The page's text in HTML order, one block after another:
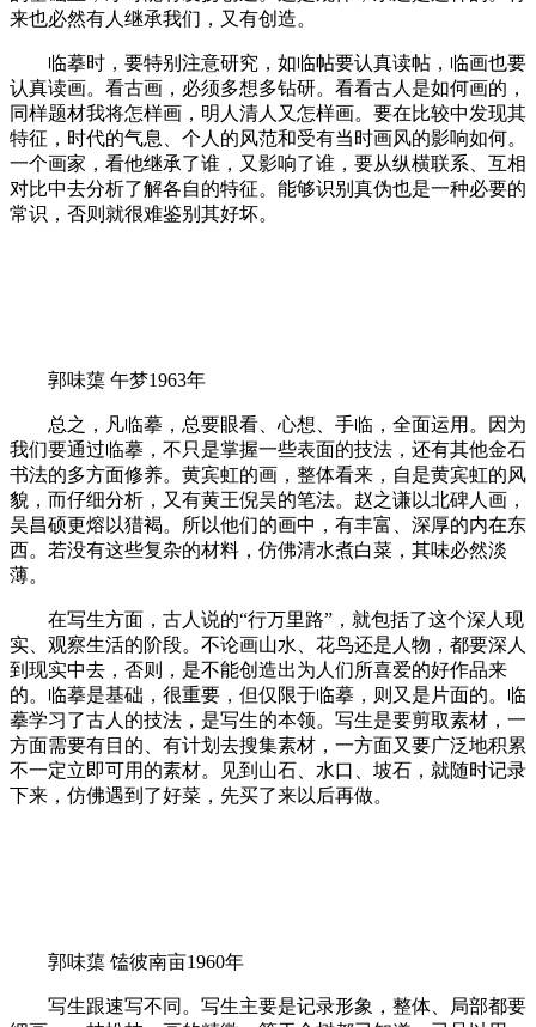
来也必然有人继承我们，又有创造。
临摹时，要特别注意研究，如临帖要认真读帖，临画也要
认真读画。看古画，必须多想多钻研。看看古人是如何画的，
同样题材我将怎样画，明人清人又怎样画。要在比较中发现其
特征，时代的气息、个人的风范和受有当时画风的影响如何。
一个画家，看他继承了谁，又影响了谁，要从纵横联系、互相
对比中去分析了解各自的特征。能够识别真伪也是一种必要的
常识，否则就很难鉴别其好坏。
郭味蕖 午梦1963年
总之，凡临摹，总要眼看、心想、手临，全面运用。因为
我们要通过临摹，不只是掌握一些表面的技法，还有其他金石
书法的多方面修养。黄宾虹的画，整体看来，自是黄宾虹的风
貌，而仔细分析，又有黄王倪吴的笔法。赵之谦以北碑人画，
吴昌硕更熔以猎褐。所以他们的画中，有丰富、深厚的内在东
西。若没有这些复杂的材料，仿佛清水煮白菜，其味必然淡
薄。
在写生方面，古人说的“行万里路”，就包括了这个深人现
实、观察生活的阶段。不论画山水、花鸟还是人物，都要深人
到现实中去，否则，是不能创造出为人们所喜爱的好作品来
的。临摹是基础，很重要，但仅限于临摹，则又是片面的。临
摹学习了古人的技法，是写生的本领。写生是要剪取素材，一
方面需要有目的、有计划去搜集素材，一方面又要广泛地积累
不一定立即可用的素材。见到山石、水口、坡石，就随时记录
下来，仿佛遇到了好菜，先买了来以后再做。
郭味蕖 馌彼南亩1960年
写生跟速写不同。写生主要是记录形象，整体、局部都要